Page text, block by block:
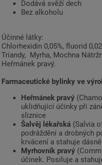
Dodává svěží dech
Bez alkoholu
Účinné látky:
Chlorhexidin 0,05%, fluorid
Triandy, Myrha, Mochna
Heřmánek pravý.
Farmaceutické bylinky ve
Heřmánek pravý
uklidňující účinky při
sliznice
Šalvěj lékařská (Salvia
podráždění a drobných
krvácení a stahuje dásně
Myrhovník pravý
účinek. Posiluje a